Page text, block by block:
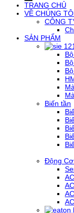
TRANG CHỦ
VỀ CHÚNG
CÔNG
SẢN PHẨM
Biến tần
Động